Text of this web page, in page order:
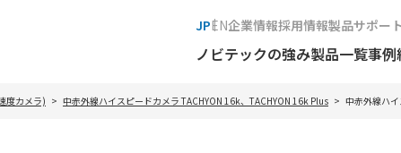
JPEN企業情報採用情報製品サポー
ノビテックの強み製品一覧事例
度カメラ) 中赤外線ハイスピードカメラ TACHYON 16k、TACHYON 16k Plus 中赤外線ハ